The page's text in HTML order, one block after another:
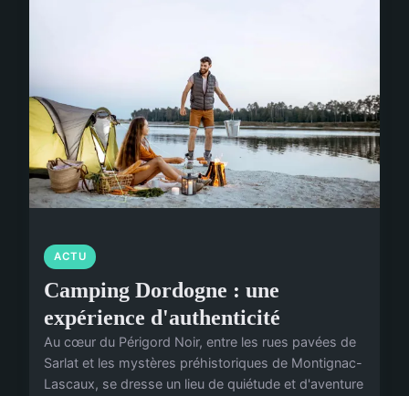
ACTU
Camping Dordogne : une
expérience d'authenticité
Au cœur du Périgord Noir, entre les rues pavées de
Sarlat et les mystères préhistoriques de Montignac-
Lascaux, se dresse un lieu de quiétude et d'aventure